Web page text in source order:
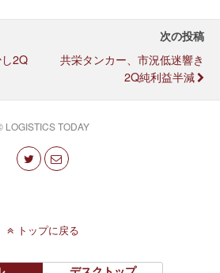
2Q
次の投稿
共栄タンカー、市況低迷響き
2Q純利益半減
LOGISTICS TODAY
トップに戻る